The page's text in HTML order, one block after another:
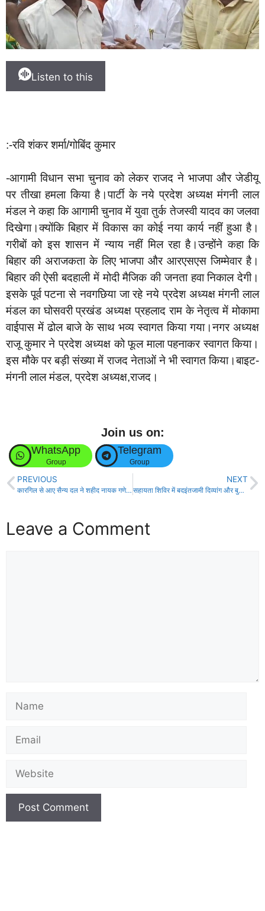
Listen to this
:-रवि शंकर शर्मा/गोबिंद कुमार
-आगामी विधान सभा चुनाव को लेकर राजद ने भाजपा और जेडीयू
पर तीखा हमला किया है।पार्टी के नये प्रदेश अध्यक्ष मंगनी लाल
मंडल ने कहा कि आगामी चुनाव में युवा तुर्क तेजस्वी यादव का जलवा
दिखेगा।क्योंकि बिहार में विकास का कोई नया कार्य नहीं हुआ है।
गरीबों को इस शासन में न्याय नहीं मिल रहा है।उन्होंने कहा कि
बिहार की अराजकता के लिए भाजपा और आरएसएस जिम्मेवार है।
बिहार की ऐसी बदहाली में मोदी मैजिक की जनता हवा निकाल देगी।
इसके पूर्व पटना से नवगछिया जा रहे नये प्रदेश अध्यक्ष मंगनी लाल
मंडल का घोसवरी प्रखंड अध्यक्ष प्रहलाद राम के नेतृत्व में मोकामा
वाईपास में ढोल बाजे के साथ भव्य स्वागत किया गया।नगर अध्यक्ष
राजू कुमार ने प्रदेश अध्यक्ष को फूल माला पहनाकर स्वागत किया।
इस मौके पर बड़ी संख्या में राजद नेताओं ने भी स्वागत किया।बाइट-
मंगनी लाल मंडल, प्रदेश अध्यक्ष,राजद।
Join us on:
WhatsApp
Group
Telegram
Group
PREVIOUS
कारगिल से आए सैन्य दल ने शहीद नायक गणेश प्रसाद यादव (वीर चक्र) की धर्मपत्नी पुष्पा राय को किया सम्मानित!
NEXT
सहायता शिविर में बदइंतजामी दिव्यांग और बुजुर्गों को घंटों इंतजार, सुविधाओं का टोटा।
Leave a Comment